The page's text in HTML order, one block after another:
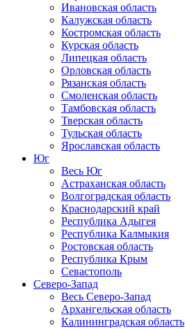
Ивановская область
Калужская область
Костромская область
Курская область
Липецкая область
Орловская область
Рязанская область
Смоленская область
Тамбовская область
Тверская область
Тульская область
Ярославская область
Юг
Весь Юг
Астраханская область
Волгоградская область
Краснодарский край
Республика Адыгея
Республика Калмыкия
Ростовская область
Республика Крым
Севастополь
Северо-Запад
Весь Северо-Запад
Архангельская область
Калининградская область